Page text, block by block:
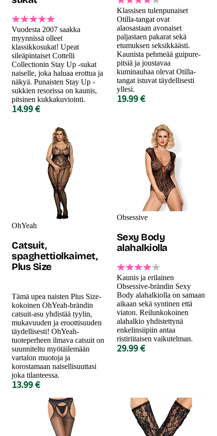
Vuodesta 2007 saakka
myynnissä olleet
klassikkosukat! Upeat
sileäpintaiset Cottelli
Collectionin Stay Up -sukat
naiselle, joka haluaa erottua ja
näkyä. Punaisten Stay Up -
sukkien resorissa on kaunis,
pitsinen kukkakuviointi.
14.99 €
Klassisen tulenpunaiset
Otilla-tangat ovat
alaosastaan avonaiset
paljastaen pakarat sekä
etumuksen seksikkäästi.
Kaunista pehmeää guipure-
pitsiä ja joustavaa
kuminauhaa olevat Otilla-
tangat istuvat täydellisesti
yllesi.
19.99 €
OhYeah
Catsuit,
spaghettiolkaimet,
Plus Size
Tämä upea naisten Plus Size-
kokoinen OhYeah-brändin
catsuit-asu yhdistää tyylin,
mukavuuden ja eroottisuuden
täydellisesti! OhYeah-
tuoteperheen ilmava catsuit on
suunniteltu myötäilemään
vartalon muotoja ja
korostamaan naisellisuuttasi
joka tilanteessa.
13.99 €
Obsessive
Sexy Body
alahalkiolla
Kaunis ja erilainen
Obsessive-brändin Sexy
Body alahalkiolla on samaan
aikaan sekä syntinen että
viaton. Reilunkokoinen
alahalkio yhdistettynä
enkelinsiipiin antaa
ristiriitaisen vaikutelman.
29.99 €